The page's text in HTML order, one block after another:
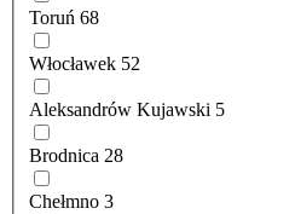
Toruń 68
Włocławek 52
Aleksandrów Kujawski 5
Brodnica 28
Chełmno 3